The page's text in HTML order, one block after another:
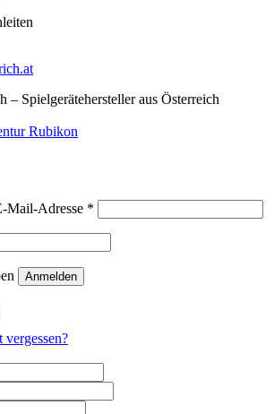
Spielgerätehersteller aus Österreich
Rubikon
Mail-Adresse *
Anmelden
vergessen?